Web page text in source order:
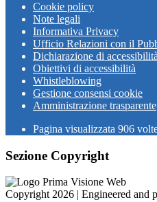
Cookie policy
Note legali
Informativa Privacy
Ufficio Relazioni con il
Dichiarazione di accessibilità
Obiettivi di accessibilità
Whistleblowing
Gestione consensi cookie
Amministrazione trasparente
Pagina visualizzata 906
Sezione Copyright
Copyright 2026 | Engineered and